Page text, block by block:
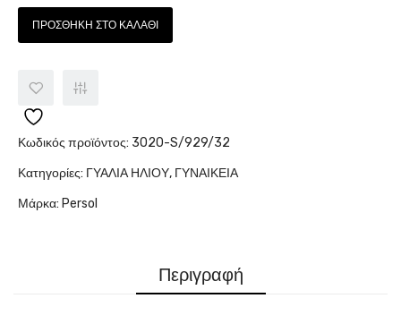
ΠΡΟΣΘΉΚΗ ΣΤΟ ΚΑΛΆΘΙ
Κωδικός προϊόντος: 3020-S/929/32
Κατηγορίες: ΓΥΑΛΙΑ ΗΛΙΟΥ, ΓΥΝΑΙΚΕΙΑ
Μάρκα: Persol
Περιγραφή